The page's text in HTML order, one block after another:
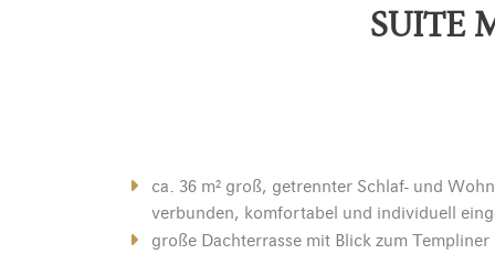
SUITE
ca. 36 m² groß, getrennter Schlaf- und
verbunden, komfortabel und individuell
große Dachterrasse mit Blick zum Templiner